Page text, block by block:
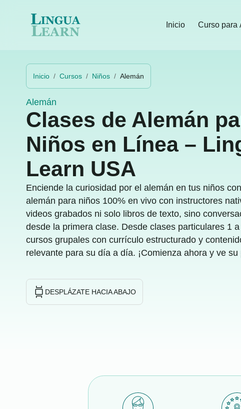
Inicio Curso para
Inicio Cursos Niños Alemán
Alemán
Clases de Alemán
Niños en Línea –
Learn USA
Enciende la curiosidad por el alemán en tus niños
alemán para niños 100% en vivo con instructores
videos grabados ni solo libros de texto, sino
desde la primera clase. Desde clases particulares 1
cursos grupales con currículo estructurado y
relevante para su día a día. ¡Comienza ahora y ve su
DESPLÁZATE HACIA ABAJO